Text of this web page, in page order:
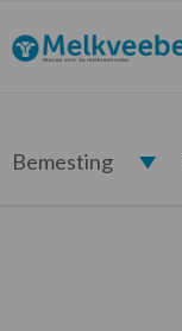
de
hoofdnavigatie
de
hoofd
de
eerste
de
voettekst
Melkveebedrijf.nl
Bemesting